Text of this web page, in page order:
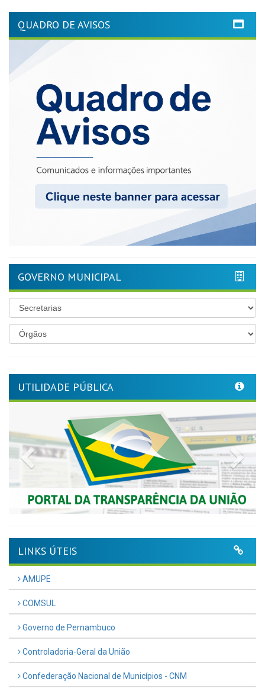
QUADRO DE AVISOS
GOVERNO MUNICIPAL
UTILIDADE PÚBLICA
Previous
LINKS ÚTEIS
AMUPE
COMSUL
Governo de Pernambuco
Controladoria-Geral da União
Confederação Nacional de Municípios - CNM